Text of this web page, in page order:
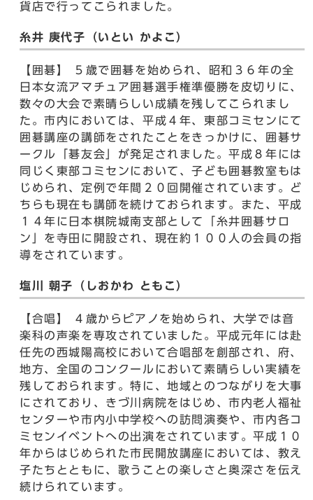
貨店で行ってこられました。
糸井 庚代子（いとい かよこ）
【囲碁】 ５歳で囲碁を始められ、昭和３６年の全
日本女流アマチュア囲碁選手権準優勝を皮切りに、
数々の大会で素晴らしい成績を残してこられまし
た。市内においては、平成４年、東部コミセンにて
囲碁講座の講師をされたことをきっかけに、囲碁サ
ークル「碁友会」が発足されました。平成８年には
同じく東部コミセンにおいて、子ども囲碁教室もは
じめられ、定例で年間２０回開催されています。ど
ちらも現在も講師を続けておられます。また、平成
１４年に日本棋院城南支部として「糸井囲碁サロ
ン」を寺田に開設され、現在約１００人の会員の指
導をされています。
塩川 朝子（しおかわ ともこ）
【合唱】 ４歳からピアノを始められ、大学では音
楽科の声楽を専攻されていました。平成元年には赴
任先の西城陽高校において合唱部を創部され、府、
地方、全国のコンクールにおいて素晴らしい実績を
残しておられます。特に、地域とのつながりを大事
にされており、きづ川病院をはじめ、市内老人福祉
センターや市内小中学校への訪問演奏や、市内各コ
ミセンイベントへの出演をされています。平成１０
年からはじめられた市民開放講座においては、教え
子たちとともに、歌うことの楽しさと奥深さを伝え
続けられています。